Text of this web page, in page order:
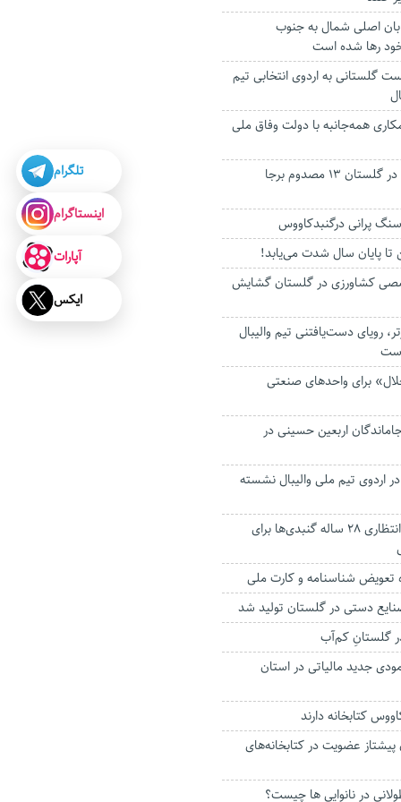
اصلی شمال به جنوب
رها شده است
گلستانی به اردوی انتخابی تیم
همه‌جانبه با دولت وفاق ملی
سه حادثه رانندگی در گلستان ۱۳ مصدوم برجا
پرانی درگنبدکاووس
تا پایان سال شدت می‌یابد!
کشاورزی در گلستان گشایش
رویای دست‌یافتنی تیم والیبال
«حلال» برای واحدهای صنعتی
جاماندگان اربعین حسینی در
در اردوی تیم ملی والیبال نشسته
پایان خوش چشم انتظاری ۲۸ ساله گنبدی‌ها برای
تعویض شناسنامه و کارت ملی
گلستانِ کم‌آب
۴۲ هزار مودی جدید مالیاتی در استان
پیشتاز عضویت در کتابخانه‌های
در نانوایی ها چیست؟
تلگرام
اینستاگرام
آپارات
ایکس